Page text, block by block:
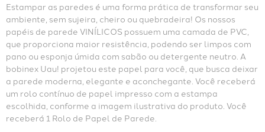
Estampar as paredes é uma forma prática de transformar seu
ambiente, sem sujeira, cheiro ou quebradeira! Os nossos
papéis de parede VINÍLICOS possuem uma camada de PVC,
que proporciona maior resistência, podendo ser limpos com
pano ou esponja úmida com sabão ou detergente neutro. A
bobinex Uau! projetou este papel para você, que busca deixar
a parede moderna, elegante e aconchegante. Você receberá
um rolo contínuo de papel impresso com a estampa
escolhida, conforme a imagem ilustrativa do produto. Você
receberá 1 Rolo de Papel de Parede.